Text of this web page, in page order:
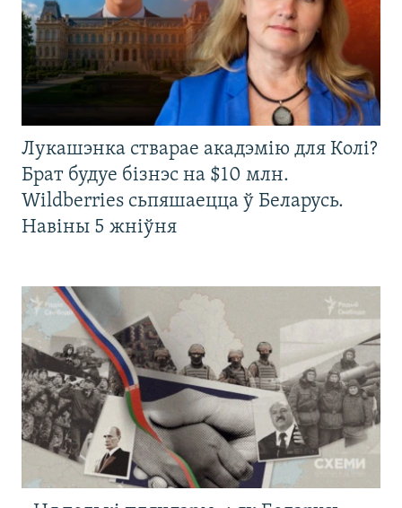
Лукашэнка стварае акадэмію для Колі?
Брат будуе бізнэс на $10 млн.
Wildberries сьпяшаецца ў Беларусь.
Навіны 5 жніўня